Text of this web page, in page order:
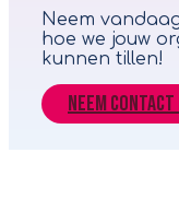
Neem
hoe we jouw
kunnen tillen!
Neem contact